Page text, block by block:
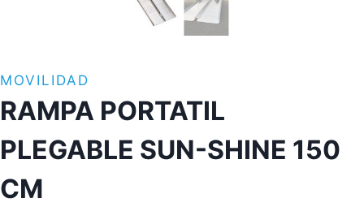
MOVILIDAD
RAMPA PORTATIL
PLEGABLE SUN-SHINE 150
CM